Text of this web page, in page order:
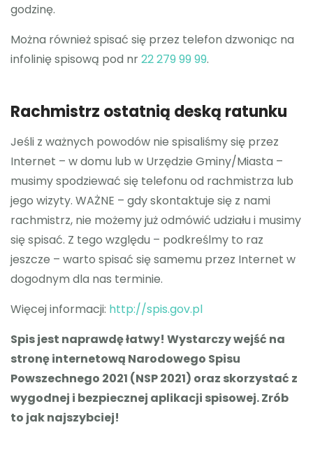
godzinę.
Można również spisać się przez telefon dzwoniąc na
infolinię spisową pod nr22 279 99 99.
Rachmistrz ostatnią deską ratunku
Jeśli z ważnych powodów nie spisaliśmy się przez
Internet – w domu lub w Urzędzie Gminy/Miasta –
musimy spodziewać się telefonu od rachmistrza lub
jego wizyty. WAŻNE – gdy skontaktuje się z nami
rachmistrz, nie możemy już odmówić udziału i musimy
się spisać. Z tego względu – podkreślmy to raz
jeszcze – warto spisać się samemu przez Internet w
dogodnym dla nas terminie.
Więcej informacji: http://spis.gov.pl
Spis jest naprawdę łatwy! Wystarczy wejść na
stronę internetową Narodowego Spisu
Powszechnego 2021 (NSP 2021) oraz skorzystać z
wygodnej i bezpiecznej aplikacji spisowej. Zrób
to jak najszybciej!